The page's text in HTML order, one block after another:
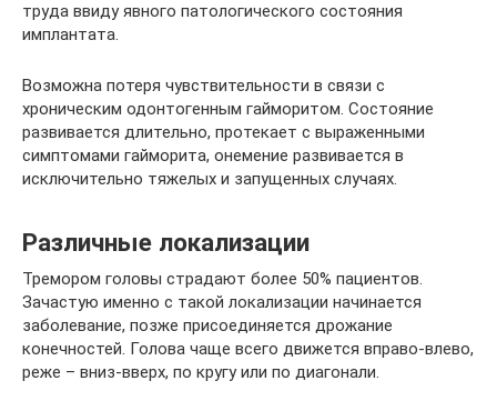
труда ввиду явного патологического состояния
имплантата.
Возможна потеря чувствительности в связи с
хроническим одонтогенным гайморитом. Состояние
развивается длительно, протекает с выраженными
симптомами гайморита, онемение развивается в
исключительно тяжелых и запущенных случаях.
Различные локализации
Тремором головы страдают более 50% пациентов.
Зачастую именно с такой локализации начинается
заболевание, позже присоединяется дрожание
конечностей. Голова чаще всего движется вправо-влево,
реже – вниз-вверх, по кругу или по диагонали.